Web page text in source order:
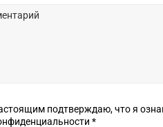
подтверждаю, что я ознакомлен и
конфиденциальности *